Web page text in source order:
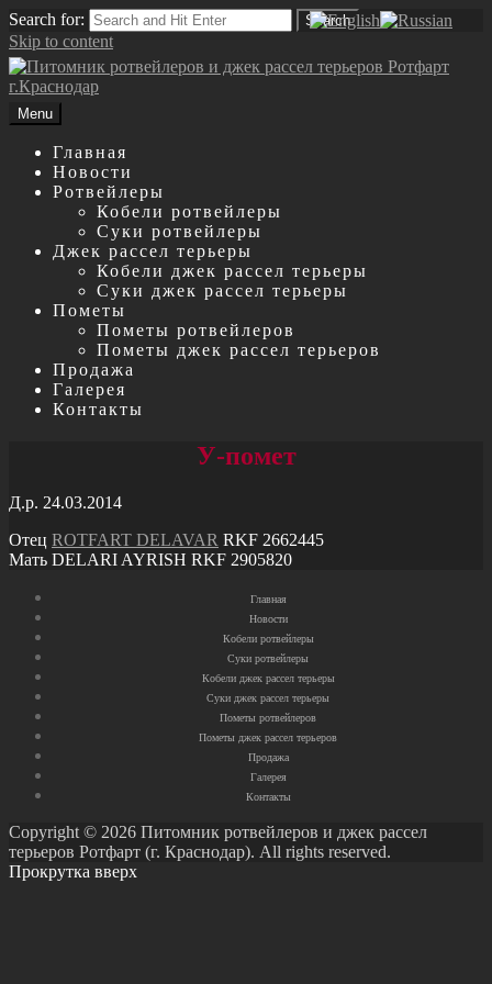
Search for: Search
Skip to content
Menu
Главная
Новости
Ротвейлеры
Кобели ротвейлеры
Суки ротвейлеры
Джек рассел терьеры
Кобели джек рассел терьеры
Суки джек рассел терьеры
Пометы
Пометы ротвейлеров
Пометы джек рассел терьеров
Продажа
Галерея
Контакты
У-помет
Д.р. 24.03.2014
Отец ROTFART DELAVAR RKF 2662445
Мать DELARI AYRISH RKF 2905820
Главная
Новости
Кобели ротвейлеры
Суки ротвейлеры
Кобели джек рассел терьеры
Суки джек рассел терьеры
Пометы ротвейлеров
Пометы джек рассел терьеров
Продажа
Галерея
Контакты
Copyright © 2026 Питомник ротвейлеров и джек рассел
терьеров Ротфарт (г. Краснодар). All rights reserved.
Прокрутка вверх